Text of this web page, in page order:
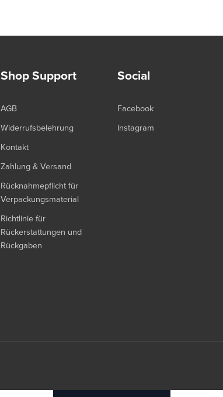
Shop Support
AGB
Widerrufsbelehrung
Kontakt
Zahlung & Versand
Rücknahmepflicht für
Verpackungsmaterial
Richtlinie für
Rückerstattungen und
Rückgaben
Social
Facebook
Instagram